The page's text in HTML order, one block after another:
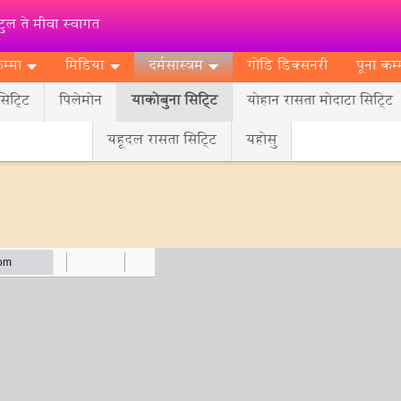
ते मीवा स्वागत
मिडिया
दर्मसास्‍त्रम
पिलेमोन याकोबुना सिट्‍टि योहान रासता मोदाटा सिट्‍टि
यहूदल रासता सिट्‍टि
यहोसु
गोंडि डिक्‍सनरी पूना